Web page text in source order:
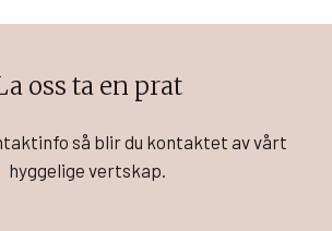
oss ta en prat
så blir du kontaktet av vårt
hyggelige vertskap.